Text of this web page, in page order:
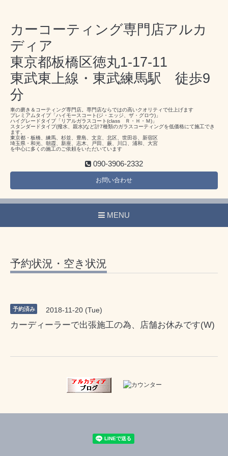
カーコーティング専門店アルカ
ディア
東京都板橋区徳丸1-17-11
東武東上線・東武練馬駅 徒歩9
分
車の磨き＆コーティング専門店。専門店ならではの高いクオリティで仕上げます
プレミアムタイプ「ハイモースコート(ジ・エッジ、ザ・グロウ)」
ハイグレードタイプ「リアルガラスコート(class Ｒ・Ｈ・Ｍ)」
スタンダードタイプ(撥水、親水)など計7種類のガラスコーティングを低価格にて施工でき
ます。
東京都・板橋、練馬、杉並、豊島、文京、北区、世田谷、新宿区
埼玉県・和光、朝霞、新座、志木、戸田、蕨、川口、浦和、大宮
を中心に多くの施工のご依頼をいただいています
090-3906-2332
お問い合わせ
MENU
予約状況・空き状況
予約済み 2018-11-20 (Tue)
カーディーラーで出張施工の為、店舗お休みです(W)